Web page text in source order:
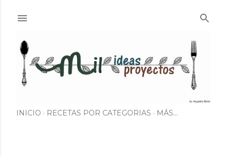
INICIO RECETAS POR CATEGORIAS MÁS…